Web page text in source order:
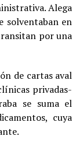
Alega
solventaban en
por una
de cartas aval
privadas-
se suma el
cuya